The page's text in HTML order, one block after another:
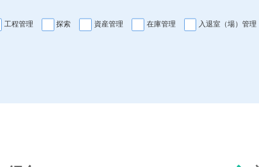
工程管理 探索 資産管理 在庫管理 入退室（場）管理